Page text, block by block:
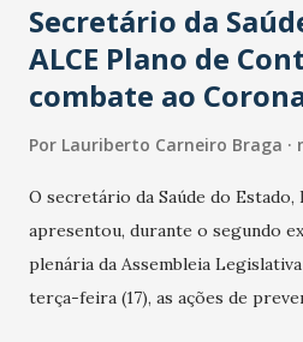
Secretário da
ALCE Plano de
combate ao
Por Lauriberto Carneiro Braga
O secretário da Saúde do
apresentou, durante o segundo
plenária da Assembleia
terça-feira (17), as ações de